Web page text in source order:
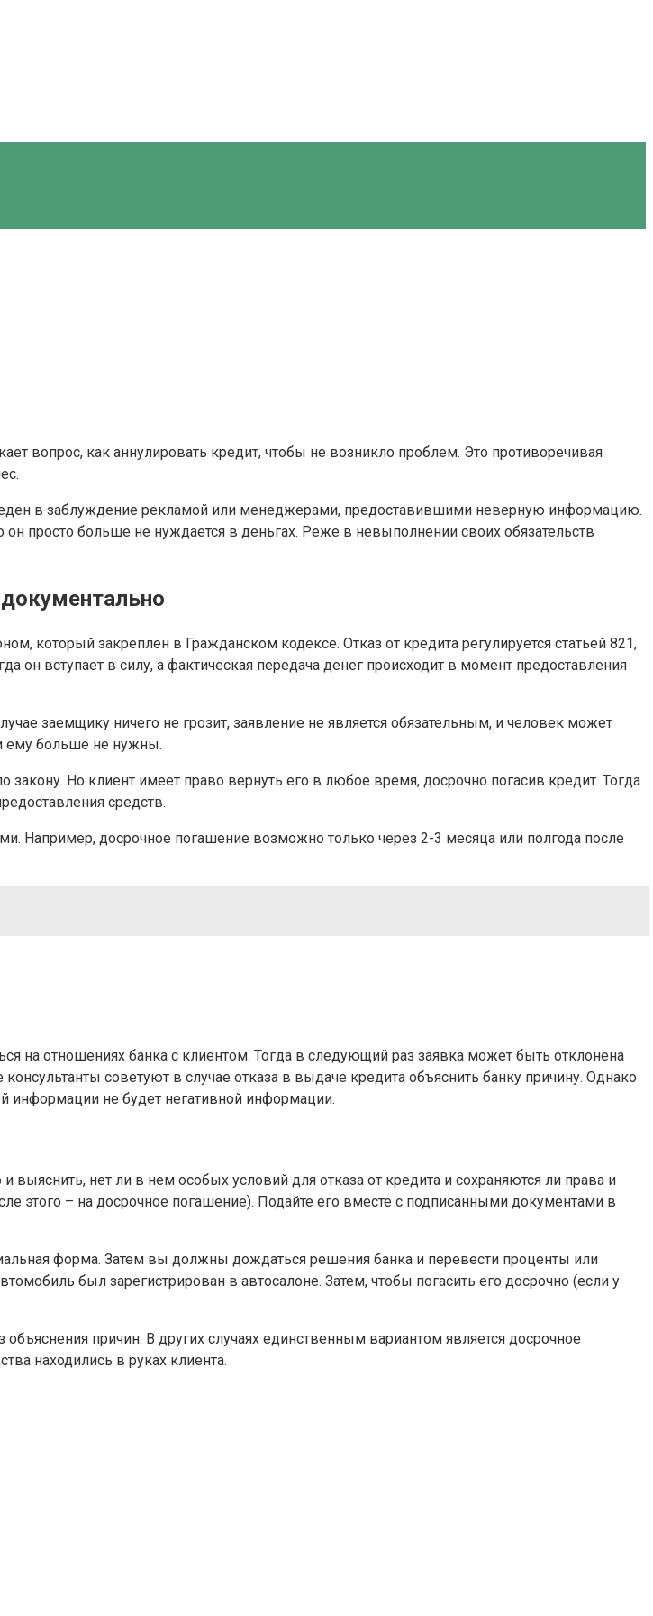
вопрос, как аннулировать кредит, чтобы не возникло проблем. Это противоречивая
в заблуждение рекламой или менеджерами, предоставившими неверную информацию.
просто больше не нуждается в деньгах. Реже в невыполнении своих обязательств
который закреплен в Гражданском кодексе. Отказ от кредита регулируется статьей 821,
он вступает в силу, а фактическая передача денег происходит в момент предоставления
заемщику ничего не грозит, заявление не является обязательным, и человек может
ему больше не нужны.
Но клиент имеет право вернуть его в любое время, досрочно погасив кредит. Тогда
средств.
Например, досрочное погашение возможно только через 2-3 месяца или полгода после
на отношениях банка с клиентом. Тогда в следующий раз заявка может быть отклонена
советуют в случае отказа в выдаче кредита объяснить банку причину. Однако
информации не будет негативной информации.
нет ли в нем особых условий для отказа от кредита и сохраняются ли права и
этого – на досрочное погашение). Подайте его вместе с подписанными документами в
форма. Затем вы должны дождаться решения банка и перевести проценты или
был зарегистрирован в автосалоне. Затем, чтобы погасить его досрочно (если у
причин. В других случаях единственным вариантом является досрочное
находились в руках клиента.